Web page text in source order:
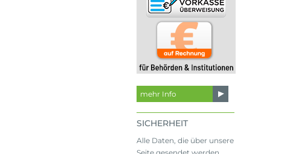
mehr Info
SICHERHEIT
Alle Daten, die über unsere